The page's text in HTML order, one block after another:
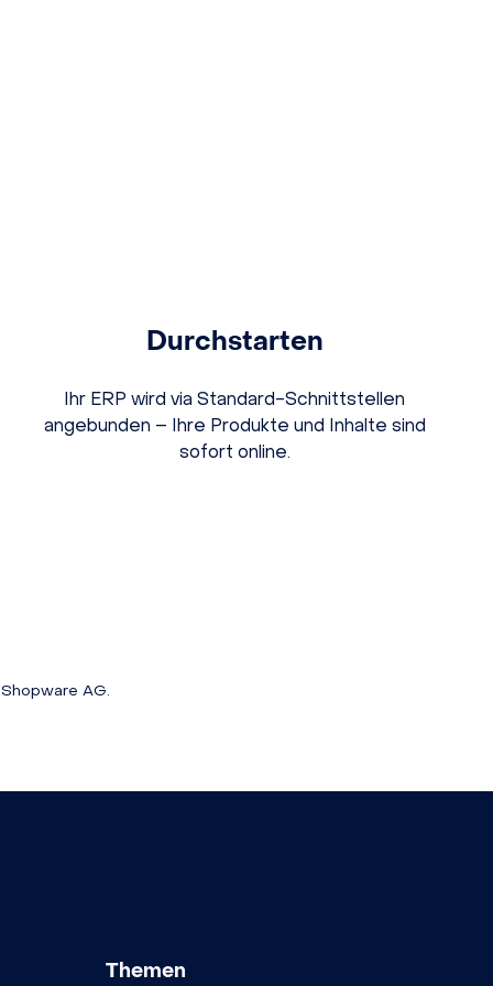
Durchstarten
Ihr ERP wird via Standard-Schnittstellen
angebunden – Ihre Produkte und Inhalte sind
sofort online.
AG.
Themen